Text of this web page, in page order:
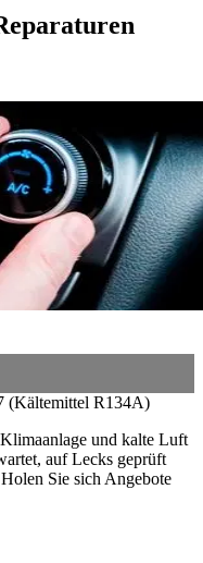
(Kältemittel R134A)
und kalte Luft
auf Lecks geprüft
Sie sich Angebote